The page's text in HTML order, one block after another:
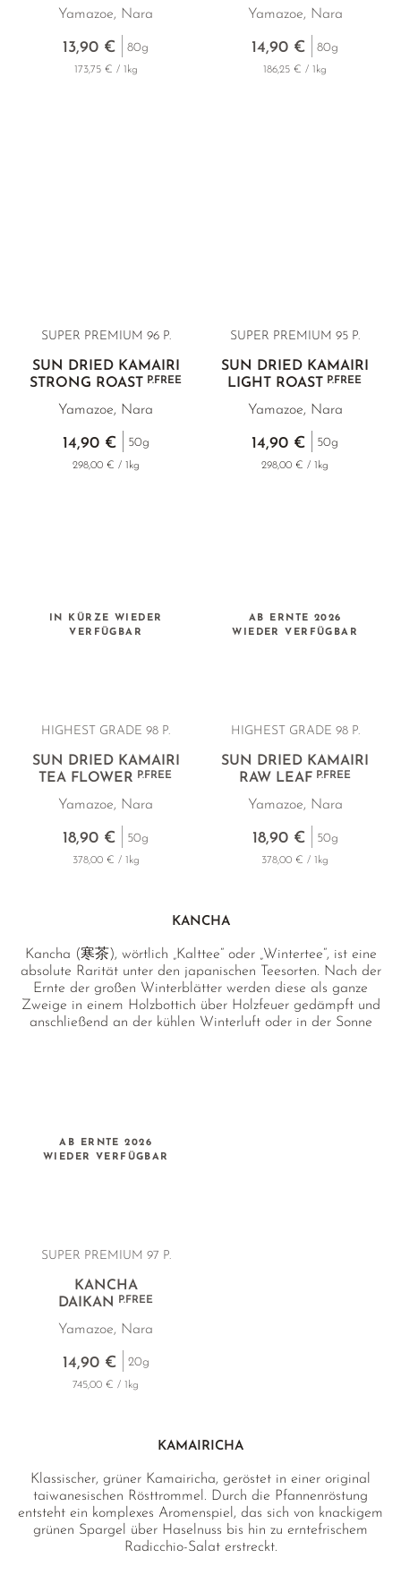
Yamazoe, Nara
13,90 € 80g
173,75 € / 1kg
Yamazoe, Nara
14,90 € 80g
186,25 € / 1kg
SUPER PREMIUM 96 P.
SUN DRIED KAMAIRI
STRONG ROAST P.FREE
Yamazoe, Nara
14,90 € 50g
298,00 € / 1kg
SUPER PREMIUM 95 P.
SUN DRIED KAMAIRI
LIGHT ROASTP.FREE
Yamazoe, Nara
14,90 € 50g
298,00 € / 1kg
IN KÜRZE WIEDER
VERFÜGBAR
HIGHEST GRADE 98 P.
SUN DRIED KAMAIRI
TEA FLOWERP.FREE
Yamazoe, Nara
18,90 € 50g
378,00 € / 1kg
AB ERNTE 2026
WIEDER VERFÜGBAR
HIGHEST GRADE 98 P.
SUN DRIED KAMAIRI
RAW LEAF P.FREE
Yamazoe, Nara
18,90 € 50g
378,00 € / 1kg
KANCHA
Kancha (寒茶), wörtlich „Kalttee“ oder „Wintertee“, ist eine
absolute Rarität unter den japanischen Teesorten. Nach der
Ernte der großen Winterblätter werden diese als ganze
Zweige in einem Holzbottich über Holzfeuer gedämpft und
anschließend an der kühlen Winterluft oder in der Sonne
AB ERNTE 2026
WIEDER VERFÜGBAR
SUPER PREMIUM 97 P.
KANCHA
DAIKAN
P.FREE
Yamazoe, Nara
14,90 € 20g
745,00 € / 1kg
KAMAIRICHA
Klassischer, grüner Kamairicha, geröstet in einer original
taiwanesischen Rösttrommel. Durch die Pfannenröstung
entsteht ein komplexes Aromenspiel, das sich von knackigem
grünen Spargel über Haselnuss bis hin zu erntefrischem
Radicchio-Salat erstreckt.